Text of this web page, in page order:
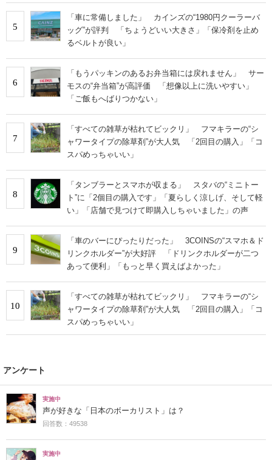
5
「車に常備しました」 カインズの“1980円クーラーバ
ッグ”が評判 「ちょうどいい大きさ」「保冷剤を止め
るベルトが良い」
6
「もうパッキンのあるお弁当箱には戻れません」 サー
モスの“弁当箱”が高評価 「想像以上に洗いやすい」
「ご飯もへばりつかない」
7
「すべての雑草が枯れてビックリ」 フマキラーの“シ
ャワータイプの除草剤”が大人気 「2回目の購入」「コ
スパめっちゃいい」
8
「タンブラーとスマホが収まる」 スタバの“ミニトー
ト”に「2個目の購入です」「夏らしく涼しげ、そして軽
い」「店舗で見つけて即購入しちゃいました」の声
9
「車のバーにぴったりだった」 3COINSの“スマホ＆ド
リンクホルダー”が大好評 「ドリンクホルダーが二つ
あって便利」「もっと早く買えばよかった」
10
「すべての雑草が枯れてビックリ」 フマキラーの“シ
ャワータイプの除草剤”が大人気 「2回目の購入」「コ
スパめっちゃいい」
アンケート
実施中
声が好きな「日本のボーカリスト」は？
回答数：49538
実施中